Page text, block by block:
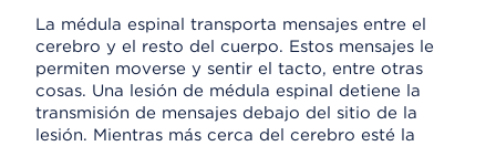
La médula espinal transporta mensajes entre el
cerebro y el resto del cuerpo. Estos mensajes le
permiten moverse y sentir el tacto, entre otras
cosas. Una lesión de médula espinal detiene la
transmisión de mensajes debajo del sitio de la
lesión. Mientras más cerca del cerebro esté la